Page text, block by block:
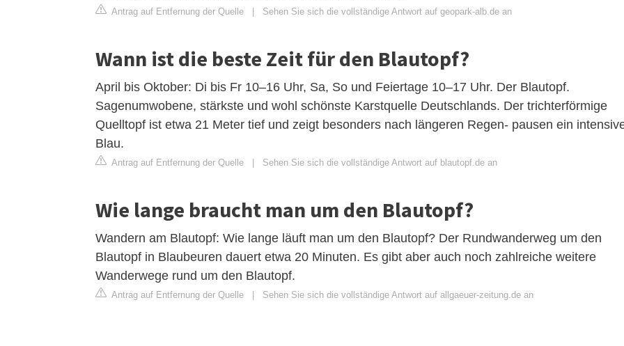
Antrag auf Entfernung der Quelle | Sehen Sie sich die vollständige Antwort auf geopark-alb.de an
Wann ist die beste Zeit für den Blautopf?
April bis Oktober: Di bis Fr 10–16 Uhr, Sa, So und Feiertage 10–17 Uhr. Der Blautopf.
Sagenumwobene, stärkste und wohl schönste Karstquelle Deutschlands. Der trichterförmige
Quelltopf ist etwa 21 Meter tief und zeigt besonders nach längeren Regen- pausen ein
Blau.
Antrag auf Entfernung der Quelle | Sehen Sie sich die vollständige Antwort auf blautopf.de an
Wie lange braucht man um den Blautopf?
Wandern am Blautopf: Wie lange läuft man um den Blautopf? Der Rundwanderweg um den
Blautopf in Blaubeuren dauert etwa 20 Minuten. Es gibt aber auch noch zahlreiche weitere
Wanderwege rund um den Blautopf.
Antrag auf Entfernung der Quelle | Sehen Sie sich die vollständige Antwort auf allgaeuer-zeitung.de an